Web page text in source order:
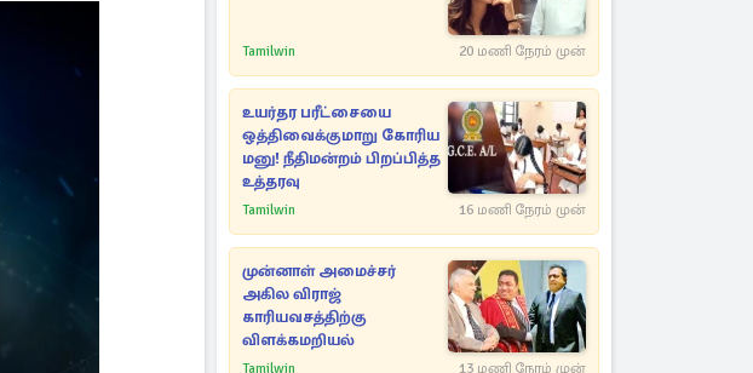
Tamilwin 20 மணி நேரம் முன்
உயர்தர பரீட்சையை
ஒத்திவைக்குமாறு கோரிய
மனு! நீதிமன்றம் பிறப்பித்த
உத்தரவு
Tamilwin 16 மணி நேரம் முன்
முன்னாள் அமைச்சர்
அகில விராஜ்
காரியவசத்திற்கு
விளக்கமறியல்
Tamilwin 13 மணி நேரம் முன்